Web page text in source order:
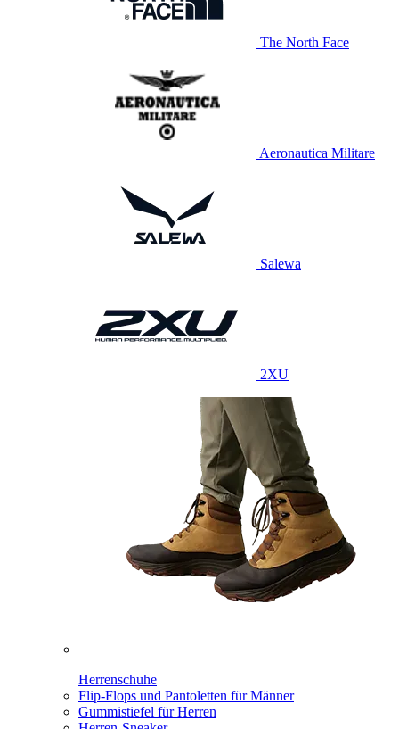
The North Face
Aeronautica Militare
Salewa
2XU
Herrenschuhe
Flip-Flops und Pantoletten für Männer
Gummistiefel für Herren